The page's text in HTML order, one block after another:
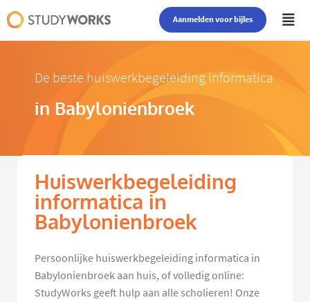
Aanmelden voor bijles
De beste huiswerkbegeleiding informatica
in Babylonienbroek
Huiswerkbegeleiding
informatica in
Babylonienbroek
Persoonlijke huiswerkbegeleiding informatica in
Babylonienbroek aan huis, of volledig online:
StudyWorks geeft hulp aan alle scholieren! Onze